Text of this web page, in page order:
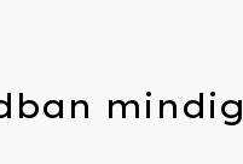
mindig